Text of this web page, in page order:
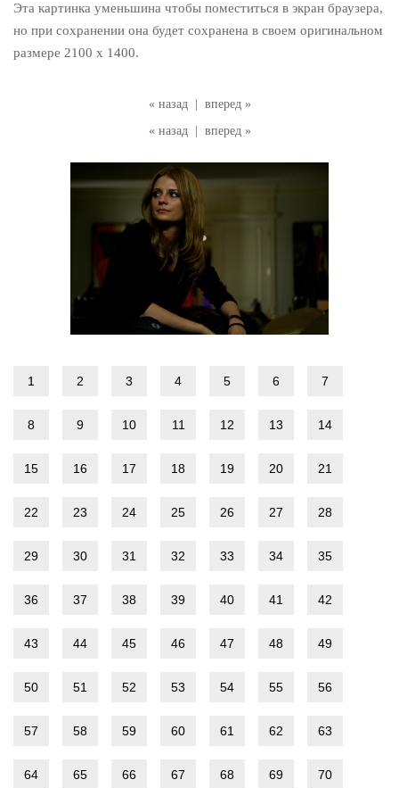
« назад
вперед »
« назад
вперед »
Эта картинка уменьшина чтобы поместиться в экран браузера,
но при сохранении она будет сохранена в своем оригинальном
размере 2100 x 1400.
1 2 3 4 5 6 7
8 9 10 11 12 13 14
15 16 17 18 19 20 21
22 23 24 25 26 27 28
29 30 31 32 33 34 35
36 37 38 39 40 41 42
43 44 45 46 47 48 49
50 51 52 53 54 55 56
57 58 59 60 61 62 63
64 65 66 67 68 69 70